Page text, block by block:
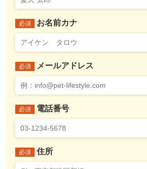
必須 お名前カナ
必須 メールアドレス
必須 電話番号
必須 住所